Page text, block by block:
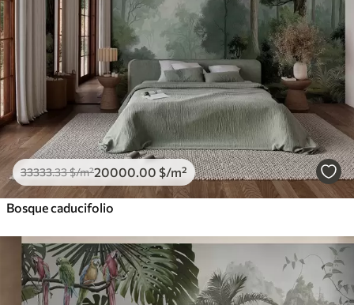
33333.33$/m²20000 .00 $/m²
Bosque caducifolio